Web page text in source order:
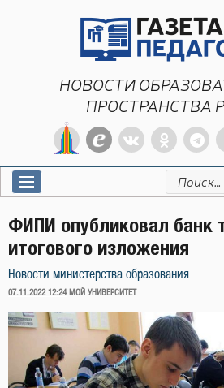
НОВОСТИ
ПРОСТРАНСТВА
Искать:
ФИПИ опубликовал банк
итогового изложения
Новости министерства образования
ОПУБЛИКОВАНО
07.11.2022 12:24 МОЙ УНИВЕРСИТЕТ